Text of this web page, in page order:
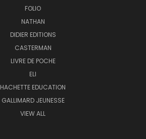
FOLIO
NATHAN
DIDIER EDITIONS
CASTERMAN
LIVRE DE POCHE
ELI
HACHETTE EDUCATION
GALLIMARD JEUNESSE
VIEW ALL